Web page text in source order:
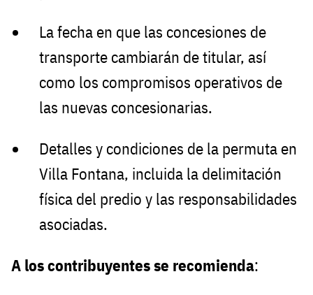
La fecha en que las concesiones de
transporte cambiarán de titular, así
como los compromisos operativos de
las nuevas concesionarias.
Detalles y condiciones de la permuta en
Villa Fontana, incluida la delimitación
física del predio y las responsabilidades
asociadas.
A los contribuyentes se recomienda: